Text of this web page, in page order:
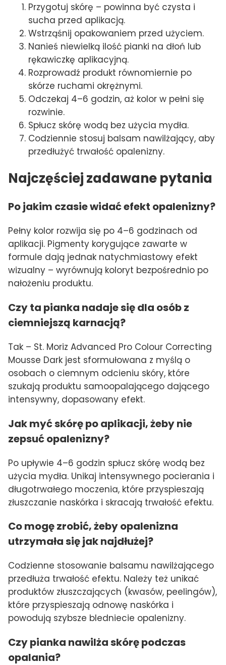
Przygotuj skórę – powinna być czysta i
sucha przed aplikacją.
Wstrząśnij opakowaniem przed użyciem.
Nanieś niewielką ilość pianki na dłoń lub
rękawiczkę aplikacyjną.
Rozprowadź produkt równomiernie po
skórze ruchami okrężnymi.
Odczekaj 4–6 godzin, aż kolor w pełni się
rozwinie.
Spłucz skórę wodą bez użycia mydła.
Codziennie stosuj balsam nawilżający, aby
przedłużyć trwałość opalenizny.
Najczęściej zadawane pytania
Po jakim czasie widać efekt opalenizny?
Pełny kolor rozwija się po 4–6 godzinach od
aplikacji. Pigmenty korygujące zawarte w
formule dają jednak natychmiastowy efekt
wizualny – wyrównują koloryt bezpośrednio po
nałożeniu produktu.
Czy ta pianka nadaje się dla osób z
ciemniejszą karnacją?
Tak – St. Moriz Advanced Pro Colour Correcting
Mousse Dark jest sformułowana z myślą o
osobach o ciemnym odcieniu skóry, które
szukają produktu samoopalającego dającego
intensywny, dopasowany efekt.
Jak myć skórę po aplikacji, żeby nie
zepsuć opalenizny?
Po upływie 4–6 godzin spłucz skórę wodą bez
użycia mydła. Unikaj intensywnego pocierania i
długotrwałego moczenia, które przyspieszają
złuszczanie naskórka i skracają trwałość efektu.
Co mogę zrobić, żeby opalenizna
utrzymała się jak najdłużej?
Codzienne stosowanie balsamu nawilżającego
przedłuża trwałość efektu. Należy też unikać
produktów złuszczających (kwasów, peelingów),
które przyspieszają odnowę naskórka i
powodują szybsze bledniecie opalenizny.
Czy pianka nawilża skórę podczas
opalania?